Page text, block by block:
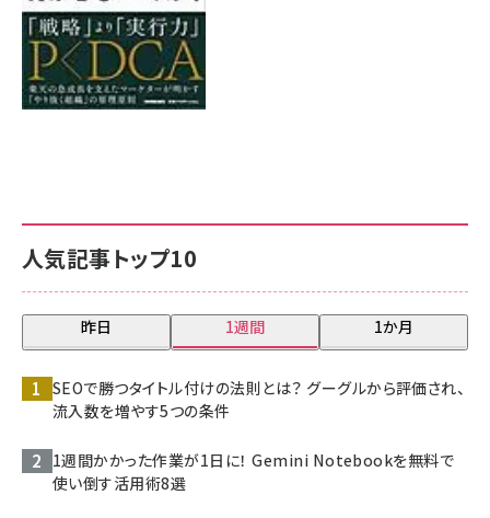
人気記事トップ10
昨日 1週間 1か月
SEOで勝つタイトル付けの法則とは？ グーグルから評価され、
流入数を増やす5つの条件
1週間かかった作業が1日に！ Gemini Notebookを無料で
使い倒す活用術8選